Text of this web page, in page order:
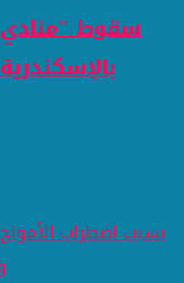
سقوط "منادي